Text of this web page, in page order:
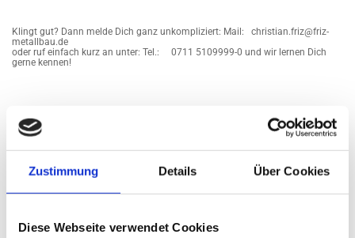
Zustimmung Details Über Cookies
Diese Webseite verwendet Cookies
Klingt gut? Dann melde Dich ganz unkompliziert: Mail: christian.friz@friz-
metallbau.de
oder ruf einfach kurz an unter: Tel.: 0711 5109999-0 und wir lernen Dich
gerne kennen!
Wir suchen für die Erweiterung unseres Teams in der
Werkstatt einen